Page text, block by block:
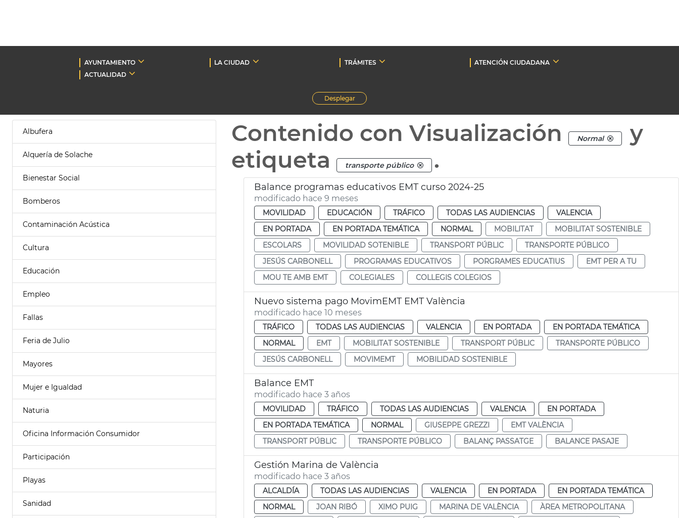
AYUNTAMIENTO LA CIUDAD TRÁMITES
ATENCIÓN CIUDADANA
ACTUALIDAD
Desplegar
Albufera
Alquería de Solache
Bienestar Social
Bomberos
Contaminación Acústica
Cultura
Educación
Empleo
Fallas
Feria de Julio
Mayores
Mujer e Igualdad
Naturia
Oficina Información Consumidor
Participación
Playas
Sanidad
Contenido con Visualización Normal
y
etiqueta
transporte público .
Balance programas educativos EMT curso 2024-25
modificado hace 9 meses
MOVILIDAD EDUCACIÓN TRÁFICO TODAS LAS AUDIENCIAS
VALENCIA
EN PORTADA
EN PORTADA TEMÁTICA NORMAL MOBILITAT
MOBILITAT SOSTENIBLE
ESCOLARS
MOVILIDAD SOTENIBLE TRANSPORT PÚBLIC
TRANSPORTE PÚBLICO
JESÚS CARBONELL
PROGRAMAS EDUCATIVOS PORGRAMES EDUCATIUS
EMT PER A TU
MOU TE AMB EMT
COLEGIALES COLLEGIS COLEGIOS
Nuevo sistema pago MovimEMT EMT València
modificado hace 10 meses
TRÁFICO TODAS LAS AUDIENCIAS VALENCIA EN PORTADA
EN PORTADA TEMÁTICA
NORMAL
EMT MOBILITAT SOSTENIBLE TRANSPORT PÚBLIC
TRANSPORTE PÚBLICO
JESÚS CARBONELL
MOVIMEMT MOBILIDAD SOSTENIBLE
Balance EMT
modificado hace 3 años
MOVILIDAD TRÁFICO TODAS LAS AUDIENCIAS VALENCIA
EN PORTADA
EN PORTADA TEMÁTICA
NORMAL GIUSEPPE GREZZI
EMT VALÈNCIA
TRANSPORT PÚBLIC
TRANSPORTE PÚBLICO BALANÇ PASSATGE BALANCE PASAJE
Gestión Marina de València
modificado hace 3 años
ALCALDÍA TODAS LAS AUDIENCIAS VALENCIA EN PORTADA
EN PORTADA TEMÁTICA
NORMAL
JOAN RIBÓ XIMO PUIG MARINA DE VALÈNCIA
ÀREA METROPOLITANA